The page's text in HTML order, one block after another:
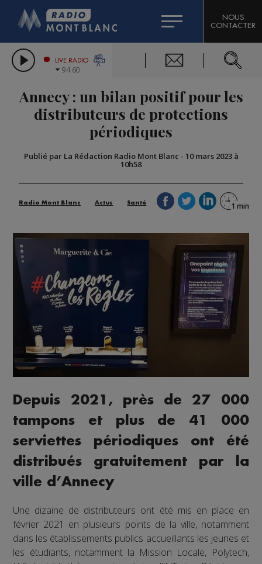
LES CHRONIQUES DE L'EXPERT
CITIZEN MACHINERY
GRAND MASSIF DOMAINES SKIABLES
BIGARD
COMPAGNIE DU MONT-BLANC
NOUS
CONTACTER
LIVE RADIO
94.60
Annecy : un bilan positif pour les
distributeurs de protections
périodiques
Publié par La Rédaction Radio Mont Blanc - 10 mars 2023 à
10h58
Radio Mont Blanc Actus Santé
Depuis 2021, près de 27 000
tampons et plus de 41 000
serviettes périodiques ont été
distribués gratuitement par la
ville d’Annecy
Une dizaine de distributeurs ont été mis en place en
février 2021 en plusieurs points de la ville, notamment
dans les établissements publics accueillants les jeunes et
les étudiants, notamment la Mission Locale, Polytech,